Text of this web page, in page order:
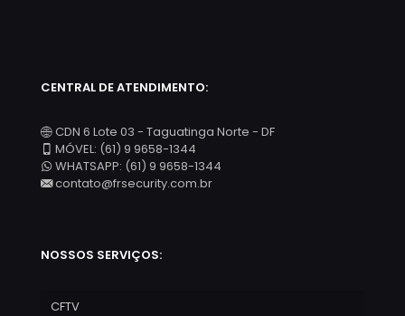
CENTRAL DE ATENDIMENTO:
CDN 6 Lote 03 - Taguatinga Norte - DF
MÓVEL: (61) 9 9658-1344
WHATSAPP: (61) 9 9658-1344
contato@frsecurity.com.br
NOSSOS SERVIÇOS:
CFTV